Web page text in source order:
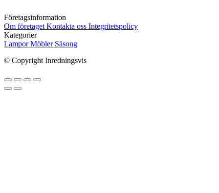
Företagsinformation
Om företaget Kontakta oss Integritetspolicy
Kategorier
LamporMöbler Säsong
© Copyright Inredningsvis